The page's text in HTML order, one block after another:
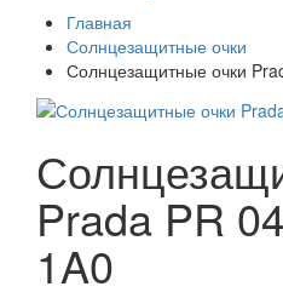
Главная
Солнцезащитные очки
Солнцезащитные очки
Prada PR
1A0